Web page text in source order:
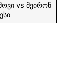
vs მეირონ